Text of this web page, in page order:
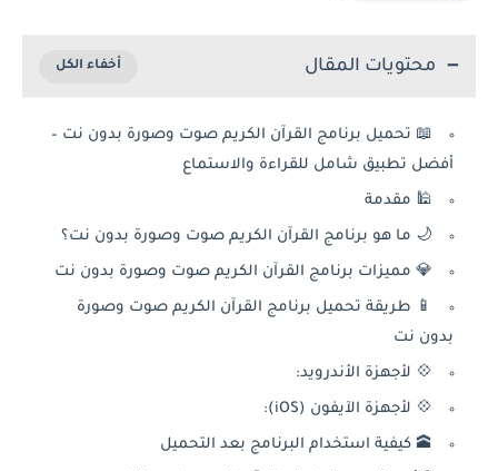
محتويات المقال
📖 تحميل برنامج القرآن الكريم صوت وصورة بدون نت –
أفضل تطبيق شامل للقراءة والاستماع
🕌 مقدمة
🌙 ما هو برنامج القرآن الكريم صوت وصورة بدون نت؟
💎 مميزات برنامج القرآن الكريم صوت وصورة بدون نت
📱 طريقة تحميل برنامج القرآن الكريم صوت وصورة
بدون نت
💠 لأجهزة الأندرويد:
💠 لأجهزة الآيفون (iOS):
🕋 كيفية استخدام البرنامج بعد التحميل